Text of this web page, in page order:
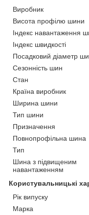
Виробник
Висота профілю шини
Індекс навантаження
Індекс швидкості
Посадковий діаметр
Сезонність шин
Стан
Країна виробник
Ширина шини
Тип шини
Призначення
Повнопрофільна шина
Тип
Шина з підвищеним
навантаженням
Користувальницькі
Рік випуску
Марка